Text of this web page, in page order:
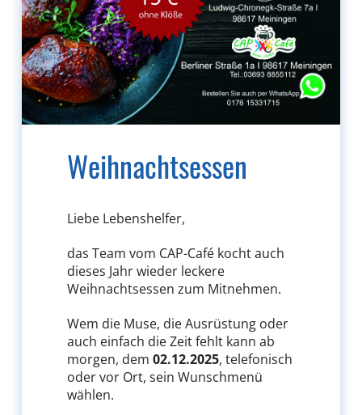
Weihnachtsessen
Liebe Lebenshelfer,
das Team vom CAP-Café kocht auch
dieses Jahr wieder leckere
Weihnachtsessen zum Mitnehmen.
Wem die Muse, die Ausrüstung oder
auch einfach die Zeit fehlt kann ab
morgen, dem 02.12.2025, telefonisch
oder vor Ort, sein Wunschmenü
wählen.